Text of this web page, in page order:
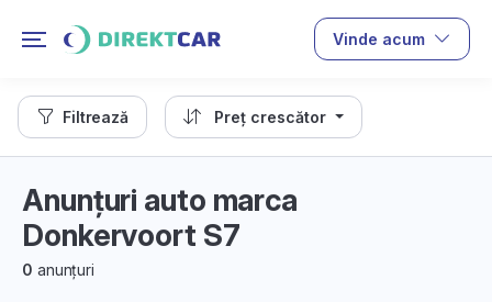
Vinde acum
Filtrează Preț crescător
Anunțuri auto marca
Donkervoort S7
0 anunțuri